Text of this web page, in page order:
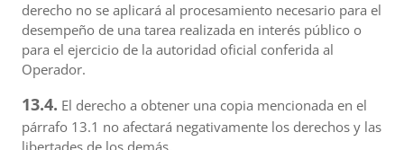
derecho no se aplicará al procesamiento necesario para el
desempeño de una tarea realizada en interés público o
para el ejercicio de la autoridad oficial conferida al
Operador.
13.4. El derecho a obtener una copia mencionada en el
párrafo 13.1 no afectará negativamente los derechos y las
libertades de los demás.